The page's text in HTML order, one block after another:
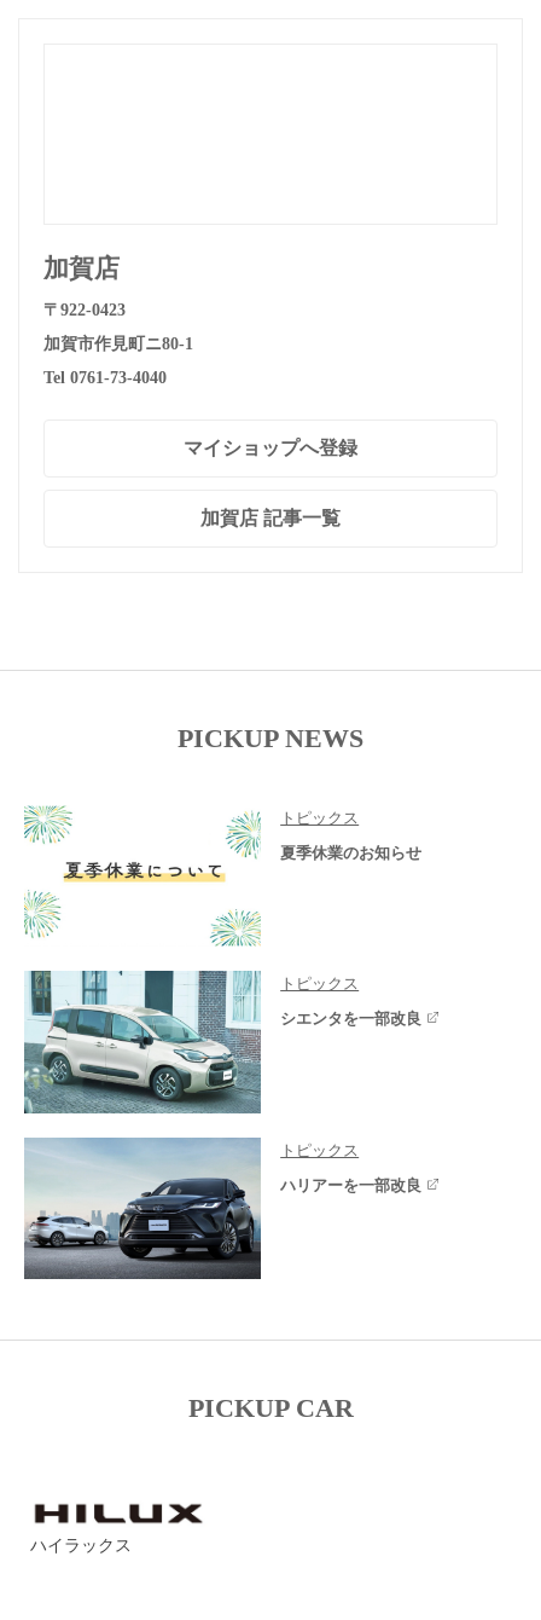
加賀店
〒922-0423
加賀市作見町ニ80-1
Tel 0761-73-4040
マイショップへ登録
加賀店 記事一覧
PICKUP NEWS
トピックス
夏季休業のお知らせ
トピックス
シエンタを一部改良
トピックス
ハリアーを一部改良
PICKUP CAR
ハイラックス